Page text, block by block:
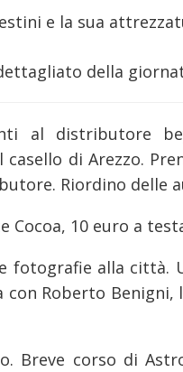
e la sua
della
al distributore
di Arezzo.
Riordino delle
Cocoa, 10 euro a
fotografie alla città.
Roberto Benigni,
Breve corso di